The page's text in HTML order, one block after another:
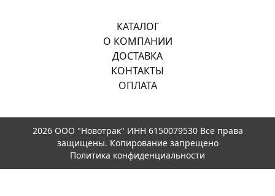
КАТАЛОГ
О КОМПАНИИ
ДОСТАВКА
КОНТАКТЫ
ОПЛАТА
2026 ООО "Новотрак" ИНН 6150079530 Все права
защищены. Копирование запрещено
Политика конфиденциальности